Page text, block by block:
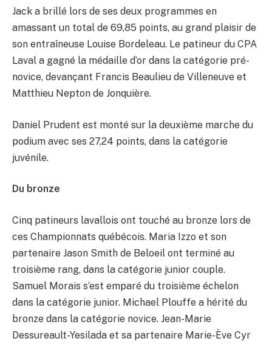
Jack a brillé lors de ses deux programmes en
amassant un total de 69,85 points, au grand plaisir de
son entraîneuse Louise Bordeleau. Le patineur du CPA
Laval a gagné la médaille d’or dans la catégorie pré-
novice, devançant Francis Beaulieu de Villeneuve et
Matthieu Nepton de Jonquière.
Daniel Prudent est monté sur la deuxième marche du
podium avec ses 27,24 points, dans la catégorie
juvénile.
Du bronze
Cinq patineurs lavallois ont touché au bronze lors de
ces Championnats québécois. Maria Izzo et son
partenaire Jason Smith de Beloeil ont terminé au
troisième rang, dans la catégorie junior couple.
Samuel Morais s’est emparé du troisième échelon
dans la catégorie junior. Michael Plouffe a hérité du
bronze dans la catégorie novice. Jean-Marie
Dessureault-Yesilada et sa partenaire Marie-Ève Cyr